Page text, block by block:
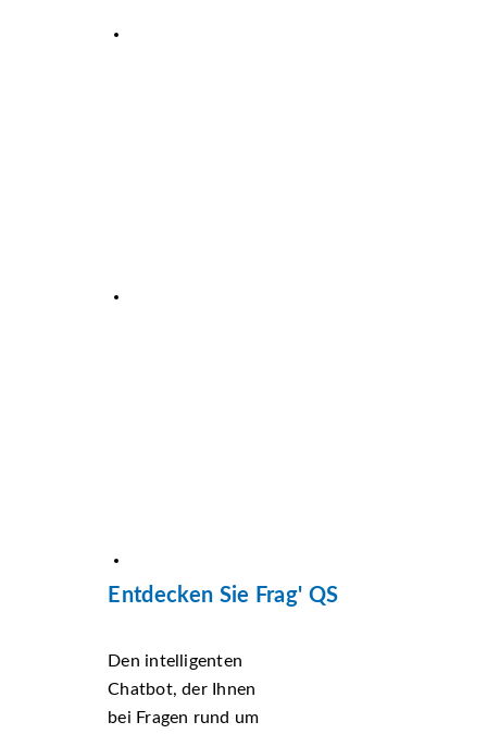
Entdecken Sie Frag' QS
Den intelligenten
Chatbot, der Ihnen
bei Fragen rund um